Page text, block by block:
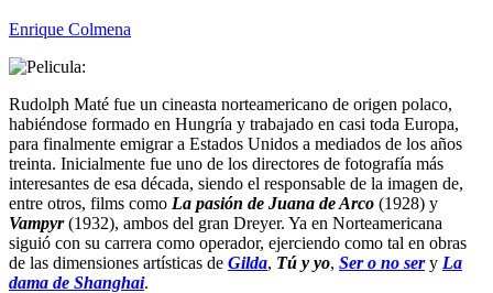
Enrique Colmena
Rudolph Maté fue un cineasta norteamericano de origen polaco,
habiéndose formado en Hungría y trabajado en casi toda Europa,
para finalmente emigrar a Estados Unidos a mediados de los años
treinta. Inicialmente fue uno de los directores de fotografía más
interesantes de esa década, siendo el responsable de la imagen de,
entre otros, films como La pasión de Juana de Arco (1928) y
Vampyr (1932), ambos del gran Dreyer. Ya en Norteamericana
siguió con su carrera como operador, ejerciendo como tal en obras
de las dimensiones artísticas de Gilda, Tú y yo, Ser o no sery La
dama de Shanghai.